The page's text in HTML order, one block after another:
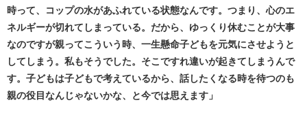
時って、コップの水があふれている状態なんです。つまり、心のエ
ネルギーが切れてしまっている。だから、ゆっくり休むことが大事
なのですが親ってこういう時、一生懸命子どもを元気にさせようと
してしまう。私もそうでした。そこですれ違いが起きてしまうんで
す。子どもは子どもで考えているから、話したくなる時を待つのも
親の役目なんじゃないかな、と今では思えます」